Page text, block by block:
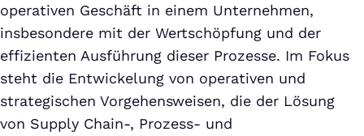
operativen Geschäft in einem Unternehmen,
insbesondere mit der Wertschöpfung und der
effizienten Ausführung dieser Prozesse. Im Fokus
steht die Entwickelung von operativen und
strategischen Vorgehensweisen, die der Lösung
von Supply Chain-, Prozess- und